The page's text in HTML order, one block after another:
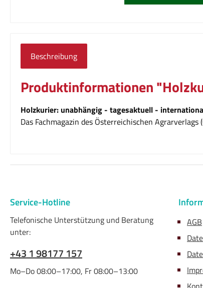
Beschreibung
Produktinformationen
Holzkurier: unabhängig - tagesaktuell -
Das Fachmagazin des Österreichischen
Service-Hotline
Telefonische Unterstützung und Beratung
unter:
+43 1 98177 157
Mo–Do 08:00–17:00, Fr 08:00–13:00
AGB